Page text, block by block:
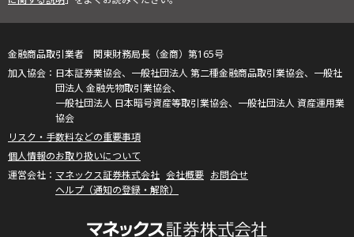
金融商品取引業者 関東財務局長（金商）第165号
日本証券業協会、一般社団法人 第二種金融商品取引業協会、一般社
団法人 金融先物取引業協会、
一般社団法人 日本暗号資産等取引業協会、一般社団法人 資産運用業
協会
リスク・手数料などの重要事項
個人情報のお取り扱いについて
マネックス証券株式会社 会社概要 お問合せ
ヘルプ（通知の登録・解除）